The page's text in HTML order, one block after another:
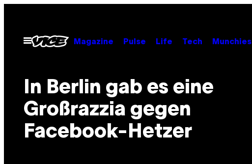
contentOpen
Menu
Magazine Pulse Life Tech Munchies
In Berlin gab es eine
Großrazzia gegen
Facebook-Hetzer